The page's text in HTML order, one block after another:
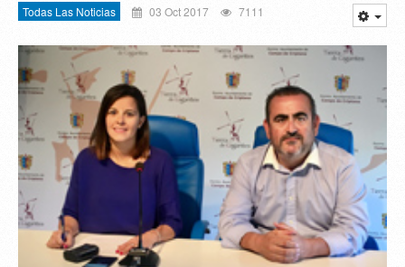
Todas Las Noticias 03 Oct 2017 7111